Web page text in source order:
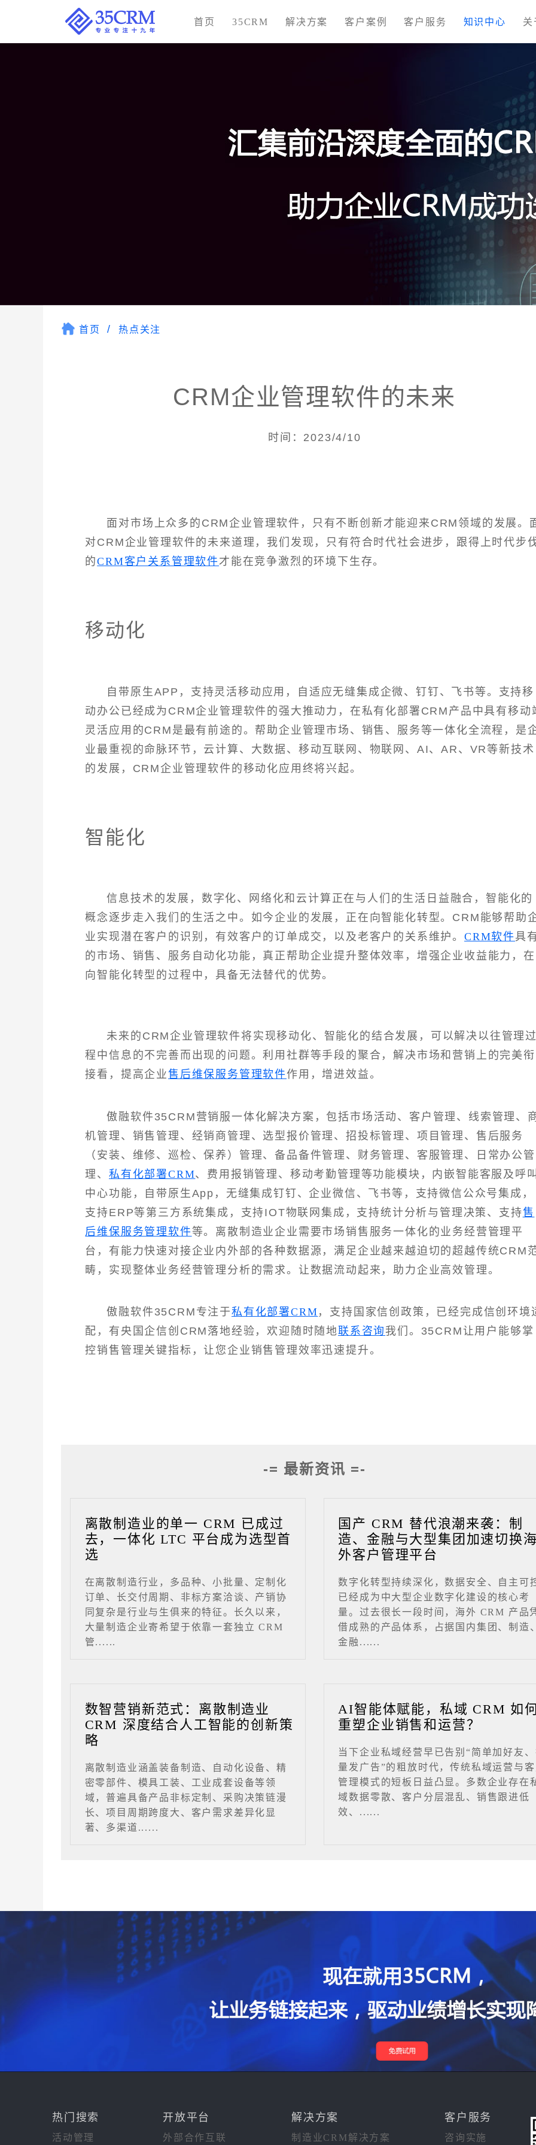
首页 35CRM 解决方案 客户案例 客户服务 知识中心 关
首页 热点关注
CRM企业管理软件的未来
时间：2023/4/10
面对市场上众多的CRM企业管理软件，只有不断创新才能迎来CRM领域的发展。
对CRM企业管理软件的未来道理，我们发现，只有符合时代社会进步，跟得上时代步
的CRM客户关系管理软件才能在竞争激烈的环境下生存。
移动化
自带原生APP，支持灵活移动应用，自适应无缝集成企微、钉钉、飞书等。支持移
动办公已经成为CRM企业管理软件的强大推动力，在私有化部署CRM产品中具有移动
灵活应用的CRM是最有前途的。帮助企业管理市场、销售、服务等一体化全流程，是
业最重视的命脉环节，云计算、大数据、移动互联网、物联网、AI、AR、VR等新技术
的发展，CRM企业管理软件的移动化应用终将兴起。
智能化
信息技术的发展，数字化、网络化和云计算正在与人们的生活日益融合，智能化的
概念逐步走入我们的生活之中。如今企业的发展，正在向智能化转型。CRM能够帮助
业实现潜在客户的识别，有效客户的订单成交，以及老客户的关系维护。CRM软件具
的市场、销售、服务自动化功能，真正帮助企业提升整体效率，增强企业收益能力，在
向智能化转型的过程中，具备无法替代的优势。
未来的CRM企业管理软件将实现移动化、智能化的结合发展，可以解决以往管理
程中信息的不完善而出现的问题。利用社群等手段的聚合，解决市场和营销上的完美衔
接看，提高企业售后维保服务管理软件作用，增进效益。
傲融软件35CRM营销服一体化解决方案，包括市场活动、客户管理、线索管理、
机管理、销售管理、经销商管理、选型报价管理、招投标管理、项目管理、售后服务
（安装、维修、巡检、保养）管理、备品备件管理、财务管理、客服管理、日常办公管
理、私有化部署CRM、费用报销管理、移动考勤管理等功能模块，内嵌智能客服及呼
中心功能，自带原生App，无缝集成钉钉、企业微信、飞书等，支持微信公众号集成，
支持ERP等第三方系统集成，支持IOT物联网集成，支持统计分析与管理决策、支持售
后维保服务管理软件等。离散制造业企业需要市场销售服务一体化的业务经营管理平
台，有能力快速对接企业内外部的各种数据源，满足企业越来越迫切的超越传统CRM
畴，实现整体业务经营管理分析的需求。让数据流动起来，助力企业高效管理。
傲融软件35CRM专注于私有化部署CRM ，支持国家信创政策，已经完成信创环境
配，有央国企信创CRM落地经验，欢迎随时随地联系咨询 我们。35CRM让用户能够掌
控销售管理关键指标，让您企业销售管理效率迅速提升。
-= 最新资讯 =-
离散制造业的单一 CRM 已成过
去，一体化 LTC 平台成为选型首
选
在离散制造行业，多品种、小批量、定制化
订单、长交付周期、非标方案洽谈、产销协
同复杂是行业与生俱来的特征。长久以来，
大量制造企业寄希望于依靠一套独立 CRM
管......
国产 CRM 替代浪潮来袭：制
造、金融与大型集团加速切换
外客户管理平台
数字化转型持续深化，数据安全、自主可
已经成为中大型企业数字化建设的核心考
量。过去很长一段时间，海外 CRM 产品
借成熟的产品体系，占据国内集团、制造
金融......
数智营销新范式：离散制造业
CRM 深度结合人工智能的创新策
略
离散制造业涵盖装备制造、自动化设备、精
密零部件、模具工装、工业成套设备等领
域，普遍具备产品非标定制、采购决策链漫
长、项目周期跨度大、客户需求差异化显
著、多渠道......
AI智能体赋能，私域 CRM 如
重塑企业销售和运营？
当下企业私域经营早已告别“简单加好友
量发广告”的粗放时代，传统私域运营与
管理模式的短板日益凸显。多数企业存在
域数据零散、客户分层混乱、销售跟进低
效、......
热门搜索 开放平台
活动管理 外部合作互联
解决方案 客户服务
制造业CRM解决方案 咨询实施